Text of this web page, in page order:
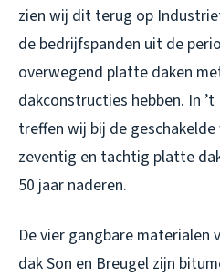
zien wij dit terug op
de bedrijfspanden uit de
overwegend platte daken
dakconstructies hebben. In
treffen wij bij de
zeventig en tachtig platte
50 jaar naderen.
De vier gangbare materialen
dak Son en Breugel zijn